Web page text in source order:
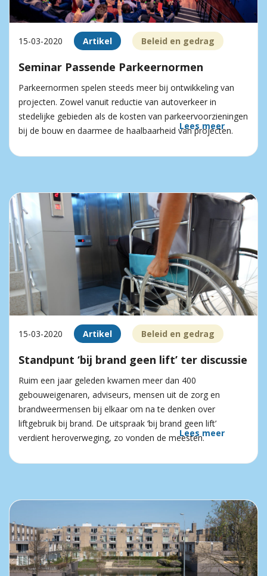
15-03-2020 Artikel Beleid en gedrag
Seminar Passende Parkeernormen
Parkeernormen spelen steeds meer bij ontwikkeling van
projecten. Zowel vanuit reductie van autoverkeer in
stedelijke gebieden als de kosten van parkeer­voorzieningen
bij de bouw en daarmee de haalbaarheid van projecten.
Lees meer
15-03-2020 Artikel Beleid en gedrag
Standpunt ‘bij brand geen lift’ ter discussie
Ruim een jaar geleden kwamen meer dan 400
gebouweigenaren, adviseurs, mensen uit de zorg en
brandweermensen bij elkaar om na te denken over
liftgebruik bij brand. De uitspraak ‘bij brand geen lift’
verdient heroverweging, zo vonden de meesten.
Lees meer